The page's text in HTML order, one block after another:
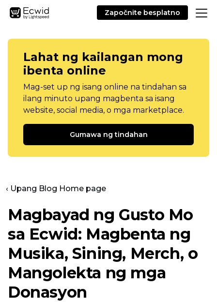
Započnite besplatno
Lahat ng kailangan mong
ibenta online
Mag-set up ng isang online na tindahan sa
ilang minuto upang magbenta sa isang
website, social media, o mga marketplace.
Gumawa ng tindahan
‹ Upang Blog Home page
Magbayad ng Gusto Mo
sa Ecwid: Magbenta ng
Musika, Sining, Merch, o
Mangolekta ng mga
Donasyon